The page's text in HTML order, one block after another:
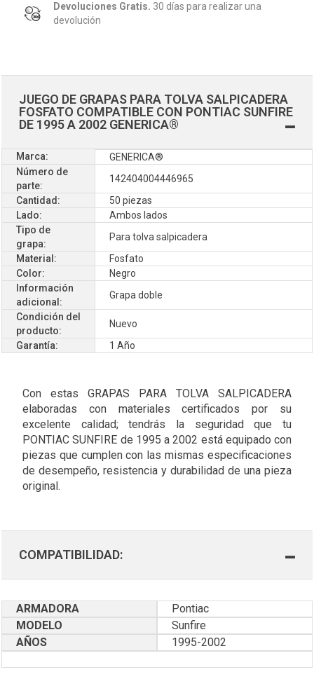
Devoluciones Gratis. 30 días para realizar una
devolución
JUEGO DE GRAPAS PARA TOLVA SALPICADERA
FOSFATO COMPATIBLE CON PONTIAC SUNFIRE
DE 1995 A 2002 GENERICA®
Marca:
GENERICA®
Número de
parte:
142404004446965
Cantidad:
50 piezas
Lado:
Ambos lados
Tipo de
grapa:
Para tolva salpicadera
Material:
Fosfato
Color:
Negro
Información
adicional:
Grapa doble
Condición del
producto:
Nuevo
Garantía:
1 Año
Con estas GRAPAS PARA TOLVA SALPICADERA
elaboradas con materiales certificados por su
excelente calidad; tendrás la seguridad que tu
PONTIAC SUNFIRE de 1995 a 2002 está equipado con
piezas que cumplen con las mismas especificaciones
de desempeño, resistencia y durabilidad de una pieza
original.
COMPATIBILIDAD:
ARMADORA
Pontiac
MODELO
Sunfire
AÑOS
1995-2002